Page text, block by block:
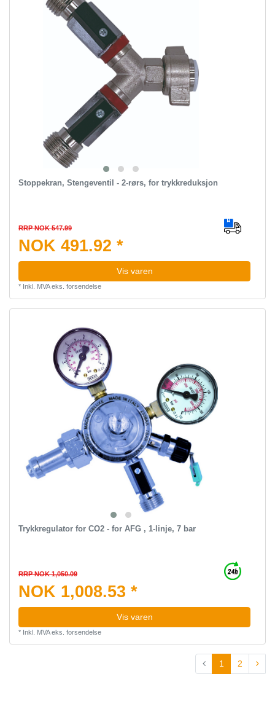
Stoppekran, Stengeventil - 2-rørs, for trykkreduksjon
RRP NOK 547.99
NOK 491.92 *
Vis varen
* Inkl. MVAeks. forsendelse
Trykkregulator for CO2 - for AFG , 1-linje, 7 bar
RRP NOK 1,050.09
NOK 1,008.53 *
Vis varen
* Inkl. MVAeks. forsendelse
1 2